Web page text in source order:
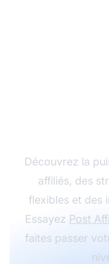
Découvrez la
affiliés, des
flexibles et des
Essayez Post
faites passer